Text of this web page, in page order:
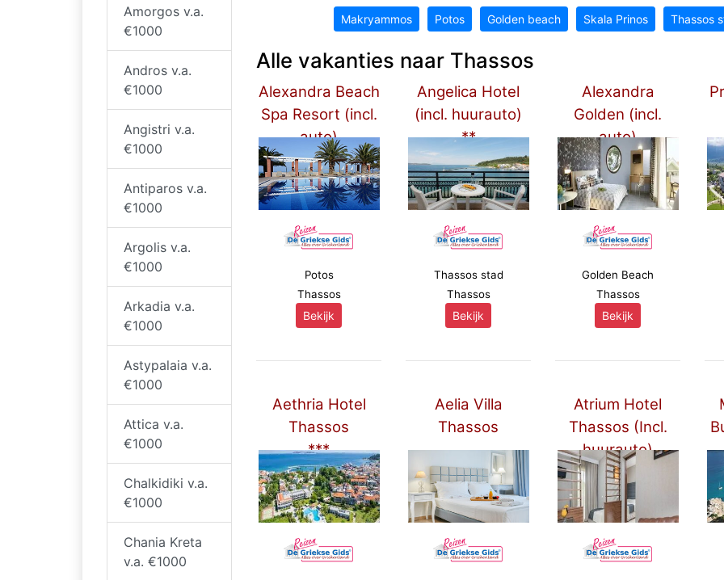
Amorgos v.a.
€1000
Andros v.a.
€1000
Angistri v.a.
€1000
Antiparos v.a.
€1000
Argolis v.a.
€1000
Arkadia v.a.
€1000
Astypalaia v.a.
€1000
Attica v.a.
€1000
Chalkidiki v.a.
€1000
Chania Kreta
v.a. €1000
Makryammos Potos Golden beach Skala Prinos Thassos
Alle vakanties naar Thassos
Alexandra Beach
Spa Resort (incl.
auto)
****
Potos
Thassos
Bekijk
Angelica Hotel
(incl. huurauto)
**
Thassos stad
Thassos
Bekijk
Alexandra
Golden (incl.
auto)
*****
Golden Beach
Thassos
Bekijk
Aethria Hotel
Thassos
***
Aelia Villa
Thassos
Atrium Hotel
Thassos (Incl.
huurauto)
****